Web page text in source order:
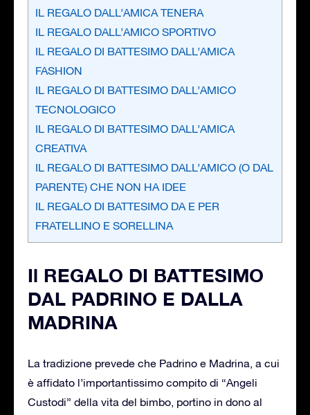
IL REGALO DALL’AMICA TENERA
IL REGALO DALL’AMICO SPORTIVO
IL REGALO DI BATTESIMO DALL’AMICA
FASHION
IL REGALO DI BATTESIMO DALL’AMICO
TECNOLOGICO
IL REGALO DI BATTESIMO DALL’AMICA
CREATIVA
IL REGALO DI BATTESIMO DALL’AMICO (O DAL
PARENTE) CHE NON HA IDEE
IL REGALO DI BATTESIMO DA E PER
FRATELLINO E SORELLINA
Il REGALO DI BATTESIMO
DAL PADRINO E DALLA
MADRINA
La tradizione prevede che Padrino e Madrina, a cui
è affidato l’importantissimo compito di “Angeli
Custodi” della vita del bimbo, portino in dono al